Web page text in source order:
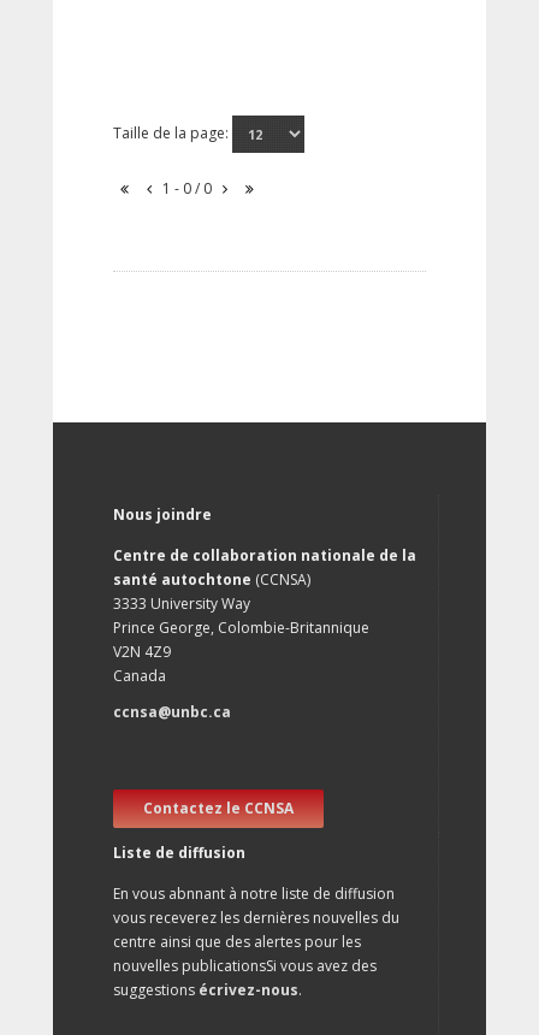
Taille de la page:
1 - 0 / 0
Nous joindre
Centre de collaboration nationale de la
santé autochtone (CCNSA)
3333 University Way
Prince George, Colombie-Britannique
V2N 4Z9
Canada
ccnsa@unbc.ca
Contactez le CCNSA
Liste de diffusion
En vous abnnant à notre liste de diffusion
vous receverez les dernières nouvelles du
centre ainsi que des alertes pour les
nouvelles publicationsSi vous avez des
suggestions écrivez-nous.